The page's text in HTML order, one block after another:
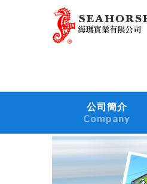
公司簡介
Company